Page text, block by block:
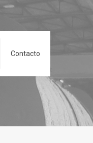
Contacto